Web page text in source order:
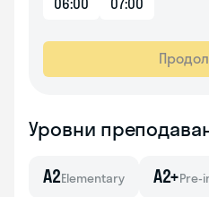
06:00 07:00
Уровни
A2Elementary A2+Pre-